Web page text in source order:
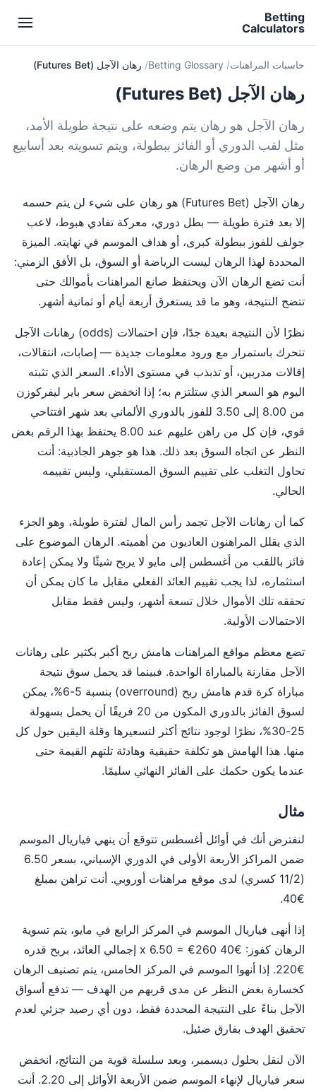
Betting
Calculators
حاسبات المراهنات Betting Glossary رهان الآجل (Futures Bet)
رهان الآجل (Futures Bet)
رهان الآجل هو رهان يتم وضعه على نتيجة طويلة الأمد،
مثل لقب الدوري أو الفائز ببطولة، ويتم تسويته بعد أسابيع
أو أشهر من وضع الرهان.
رهان الآجل (Futures Bet) هو رهان على شيء لن يتم حسمه
إلا بعد فترة طويلة — بطل دوري، معركة تفادي هبوط، لاعب
جولف للفوز ببطولة كبرى، أو هداف الموسم في نهايته. الميزة
المحددة لهذا الرهان ليست الرياضة أو السوق، بل الأفق الزمني:
أنت تضع الرهان الآن ويحتفظ صانع المراهنات بأموالك حتى
تتضح النتيجة، وهو ما قد يستغرق أربعة أيام أو ثمانية أشهر.
نظرًا لأن النتيجة بعيدة جدًا، فإن احتمالات (odds) رهانات الآجل
تتحرك باستمرار مع ورود معلومات جديدة — إصابات، انتقالات،
إقالات مدربين، أو تذبذب في مستوى الأداء. السعر الذي تثبته
اليوم هو السعر الذي ستلتزم به؛ إذا انخفض سعر باير ليفركوزن
من 8.00 إلى 3.50 للفوز بالدوري الألماني بعد شهر افتتاحي
قوي، فإن كل من راهن عليهم عند 8.00 يحتفظ بهذا الرقم بغض
النظر عن اتجاه السوق بعد ذلك. هذا هو جوهر الجاذبية: أنت
تحاول التغلب على تقييم السوق المستقبلي، وليس تقييمه
الحالي.
كما أن رهانات الآجل تجمد رأس المال لفترة طويلة، وهو الجزء
الذي يقلل المراهنون العاديون من أهميته. الرهان الموضوع على
فائز باللقب من أغسطس إلى مايو لا يربح شيئًا ولا يمكن إعادة
استثماره، لذا يجب تقييم العائد الفعلي مقابل ما كان يمكن أن
تحققه تلك الأموال خلال تسعة أشهر، وليس فقط مقابل
الاحتمالات الأولية.
تضع معظم مواقع المراهنات هامش ربح أكبر بكثير على رهانات
الآجل مقارنة بالمباراة الواحدة. فبينما قد يحمل سوق نتيجة
مباراة كرة قدم هامش ربح (overround) بنسبة 5-6%، يمكن
لسوق الفائز بالدوري المكون من 20 فريقًا أن يحمل بسهولة
25-30%، نظرًا لوجود نتائج أكثر لتسعيرها وقلة اليقين حول كل
منها. هذا الهامش هو تكلفة حقيقية وهادئة تلتهم القيمة حتى
عندما يكون حكمك على الفائز النهائي سليمًا.
مثال
لنفترض أنك في أوائل أغسطس تتوقع أن ينهي فياريال الموسم
ضمن المراكز الأربعة الأولى في الدوري الإسباني، بسعر 6.50
(11/2 كسري) لدى موقع مراهنات أوروبي. أنت تراهن بمبلغ
€40.
إذا أنهى فياريال الموسم في المركز الرابع في مايو، يتم تسوية
الرهان كفوز: €40 x 6.50 = €260 إجمالي العائد، بربح قدره
€220. إذا أنهوا الموسم في المركز الخامس، يتم تصنيف الرهان
كخسارة بغض النظر عن مدى قربهم من الهدف — تدفع أسواق
الآجل بناءً على النتيجة المحددة فقط، دون أي رصيد جزئي لعدم
تحقيق الهدف بفارق ضئيل.
الآن لنقل بحلول ديسمبر، وبعد سلسلة قوية من النتائج، انخفض
سعر فياريال لإنهاء الموسم ضمن الأربعة الأوائل إلى 2.20. أنت